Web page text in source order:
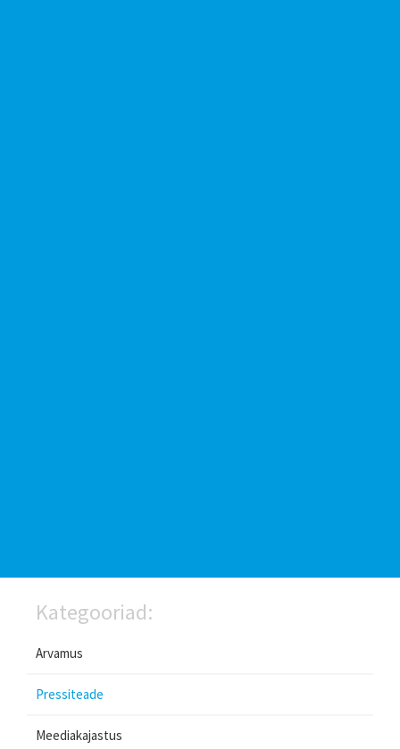
Kategooriad:
Arvamus
Pressiteade
Meediakajastus